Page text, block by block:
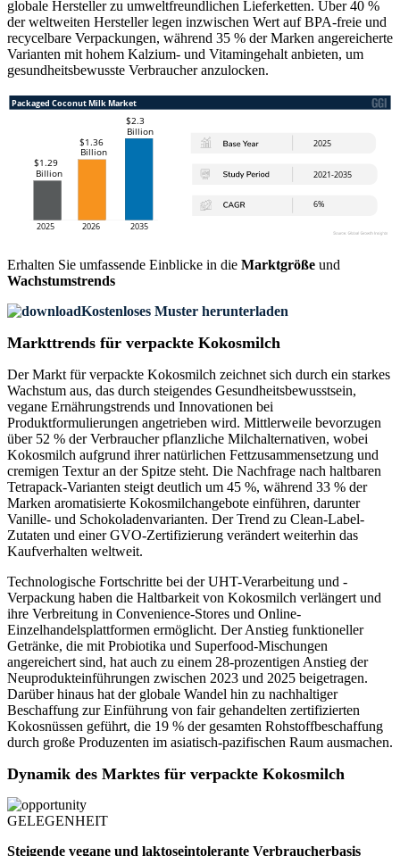
globale Hersteller zu umweltfreundlichen Lieferketten. Über 40 %
der weltweiten Hersteller legen inzwischen Wert auf BPA-freie und
recycelbare Verpackungen, während 35 % der Marken angereicherte
Varianten mit hohem Kalzium- und Vitamingehalt anbieten, um
gesundheitsbewusste Verbraucher anzulocken.
Erhalten Sie umfassende Einblicke in die Marktgröße und
Wachstumstrends
Kostenloses Muster herunterladen
Markttrends für verpackte Kokosmilch
Der Markt für verpackte Kokosmilch zeichnet sich durch ein starkes
Wachstum aus, das durch steigendes Gesundheitsbewusstsein,
vegane Ernährungstrends und Innovationen bei
Produktformulierungen angetrieben wird. Mittlerweile bevorzugen
über 52 % der Verbraucher pflanzliche Milchalternativen, wobei
Kokosmilch aufgrund ihrer natürlichen Fettzusammensetzung und
cremigen Textur an der Spitze steht. Die Nachfrage nach haltbaren
Tetrapack-Varianten steigt deutlich um 45 %, während 33 % der
Marken aromatisierte Kokosmilchangebote einführen, darunter
Vanille- und Schokoladenvarianten. Der Trend zu Clean-Label-
Zutaten und einer GVO-Zertifizierung verändert weiterhin das
Kaufverhalten weltweit.
Technologische Fortschritte bei der UHT-Verarbeitung und -
Verpackung haben die Haltbarkeit von Kokosmilch verlängert und
ihre Verbreitung in Convenience-Stores und Online-
Einzelhandelsplattformen ermöglicht. Der Anstieg funktioneller
Getränke, die mit Probiotika und Superfood-Mischungen
angereichert sind, hat auch zu einem 28-prozentigen Anstieg der
Neuprodukteinführungen zwischen 2023 und 2025 beigetragen.
Darüber hinaus hat der globale Wandel hin zu nachhaltiger
Beschaffung zur Einführung von fair gehandelten zertifizierten
Kokosnüssen geführt, die 19 % der gesamten Rohstoffbeschaffung
durch große Produzenten im asiatisch-pazifischen Raum ausmachen.
Dynamik des Marktes für verpackte Kokosmilch
GELEGENHEIT
Steigende vegane und laktoseintolerante Verbraucherbasis